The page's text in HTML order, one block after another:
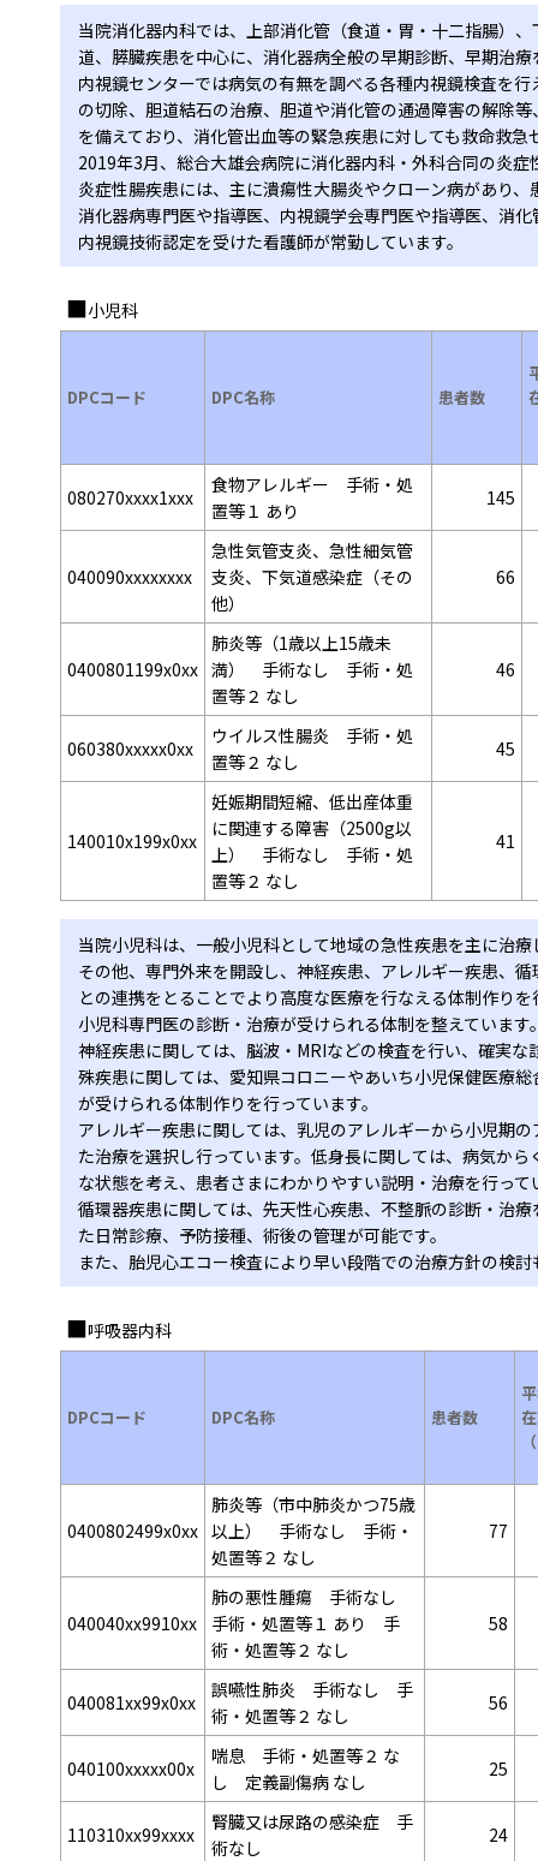
当院消化器内科では、上部消化管（食道・胃・十二指腸）
道、膵臓疾患を中心に、消化器病全般の早期診断、早期治療
内視鏡センターでは病気の有無を調べる各種内視鏡検査を
の切除、胆道結石の治療、胆道や消化管の通過障害の解除
を備えており、消化管出血等の緊急疾患に対しても救命救
2019年3月、総合大雄会病院に消化器内科・外科合同の炎
炎症性腸疾患には、主に潰瘍性大腸炎やクローン病があり
消化器病専門医や指導医、内視鏡学会専門医や指導医、消
内視鏡技術認定を受けた看護師が常勤しています。
小児科
DPCコード DPC名称 患者数
080270xxxx1xxx
食物アレルギー 手術・処
置等１ あり
145
040090xxxxxxxx
急性気管支炎、急性細気管
支炎、下気道感染症（その
他）
66
0400801199x0xx
肺炎等（1歳以上15歳未
満） 手術なし 手術・処
置等２ なし
46
060380xxxxx0xx
ウイルス性腸炎 手術・処
置等２ なし
45
140010x199x0xx
妊娠期間短縮、低出産体重
に関連する障害（2500g以
上） 手術なし 手術・処
置等２ なし
41
当院小児科は、一般小児科として地域の急性疾患を主に治療
その他、専門外来を開設し、神経疾患、アレルギー疾患、
との連携をとることでより高度な医療を行なえる体制作り
小児科専門医の診断・治療が受けられる体制を整えています
神経疾患に関しては、脳波・MRIなどの検査を行い、確実
殊疾患に関しては、愛知県コロニーやあいち小児保健医療
が受けられる体制作りを行っています。
アレルギー疾患に関しては、乳児のアレルギーから小児期
た治療を選択し行っています。低身長に関しては、病気か
な状態を考え、患者さまにわかりやすい説明・治療を行って
循環器疾患に関しては、先天性心疾患、不整脈の診断・治
た日常診療、予防接種、術後の管理が可能です。
また、胎児心エコー検査により早い段階での治療方針の検討
呼吸器内科
DPCコード DPC名称 患者数
0400802499x0xx
肺炎等（市中肺炎かつ75歳
以上） 手術なし 手術・
処置等２ なし
77
040040xx9910xx
肺の悪性腫瘍 手術なし
手術・処置等１ あり 手
術・処置等２ なし
58
040081xx99x0xx
誤嚥性肺炎 手術なし 手
術・処置等２ なし
56
040100xxxxx00x
喘息 手術・処置等２ な
し 定義副傷病 なし
25
110310xx99xxxx
腎臓又は尿路の感染症 手
術なし
24